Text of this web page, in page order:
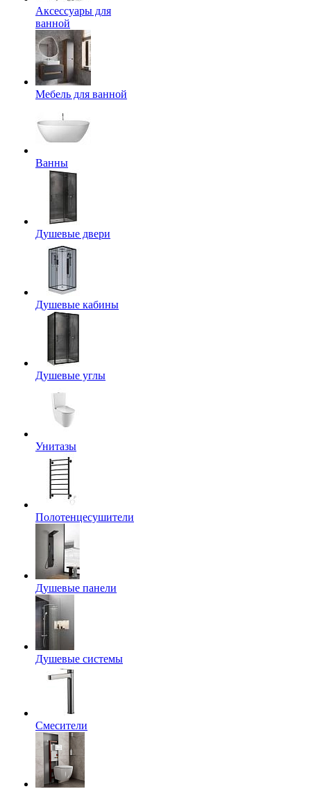
Аксессуары для
ванной
Мебель для ванной
Ванны
Душевые двери
Душевые кабины
Душевые углы
Унитазы
Полотенцесушители
Душевые панели
Душевые системы
Смесители